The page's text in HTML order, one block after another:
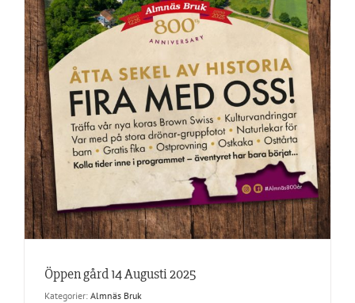
Öppen gård 14 Augusti 2025
Kategorier: Almnäs Bruk